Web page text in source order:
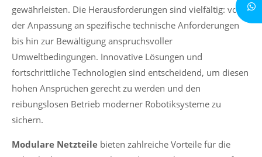
gewährleisten. Die Herausforderungen sind vielfältig: von
der Anpassung an spezifische technische Anforderungen
bis hin zur Bewältigung anspruchsvoller
Umweltbedingungen. Innovative Lösungen und
fortschrittliche Technologien sind entscheidend, um diesen
hohen Ansprüchen gerecht zu werden und den
reibungslosen Betrieb moderner Robotiksysteme zu
sichern.
Modulare Netzteile bieten zahlreiche Vorteile für die